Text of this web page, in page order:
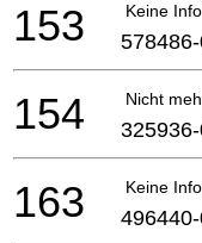
Keine
153
Nicht
154
Keine
163